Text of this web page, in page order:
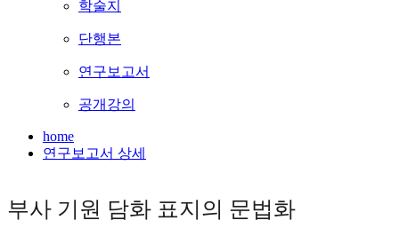
학술지
단행본
연구보고서
공개강의
home
연구보고서 상세
부사 기원 담화 표지의 문법화